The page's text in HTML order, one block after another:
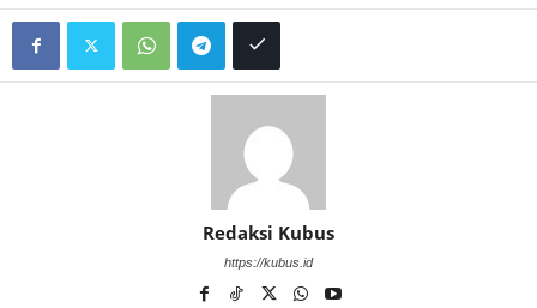
Redaksi Kubus
https://kubus.id